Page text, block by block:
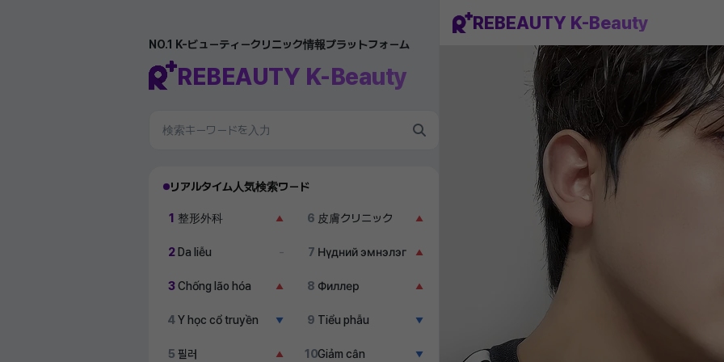
NO.1 K-ビューティークリニック情報プラットフォーム
REBEAUTY K-Beauty
リアルタイム人気検索ワード
1 整形外科 ▲
2 Da liễu –
3 Chống lão hóa ▲
4Y học cổ truyền ▼
5 필러 ▲
6 皮膚クリニック ▲
7 Нүдний эмнэлэг ▲
8 Филлер ▲
9 Tiểu phẫu ▼
10Giảm cân ▼
REBEAUTY K-Beauty